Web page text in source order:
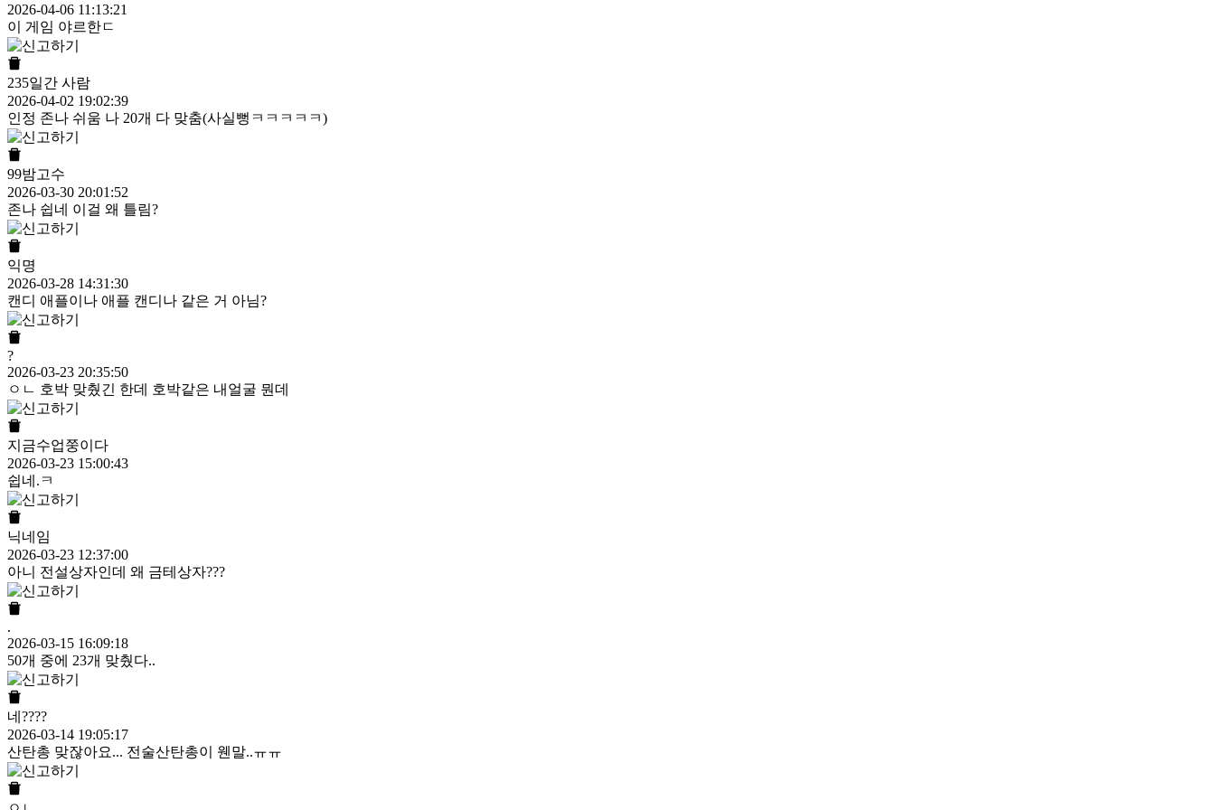
2026-04-06 11:13:21
이 게임 야르한ㄷ
235일간 사람
2026-04-02 19:02:39
인정 존나 쉬움 나 20개 다 맞춤(사실뻥ㅋㅋㅋㅋㅋ)
99밤고수
2026-03-30 20:01:52
존나 쉽네 이걸 왜 틀림?
익명
2026-03-28 14:31:30
캔디 애플이나 애플 캔디나 같은 거 아님?
?
2026-03-23 20:35:50
ㅇㄴ 호박 맞췄긴 한데 호박같은 내얼굴 뭔데
지금수업쭝이다
2026-03-23 15:00:43
쉽네.ㅋ
닉네임
2026-03-23 12:37:00
아니 전설상자인데 왜 금테상자???
.
2026-03-15 16:09:18
50개 중에 23개 맞췄다..
네????
2026-03-14 19:05:17
산탄총 맞잖아요... 전술산탄총이 웬말..ㅠㅠ